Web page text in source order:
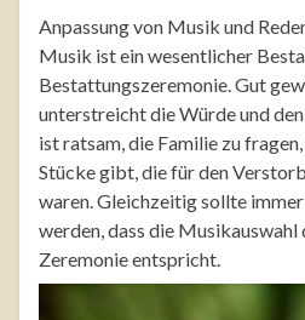
Anpassung von Musik und
Musik ist ein wesentlicher
Bestattungszeremonie. Gut
unterstreicht die Würde und
ist ratsam, die Familie zu
Stücke gibt, die für den
waren. Gleichzeitig sollte
werden, dass die
Zeremonie entspricht.